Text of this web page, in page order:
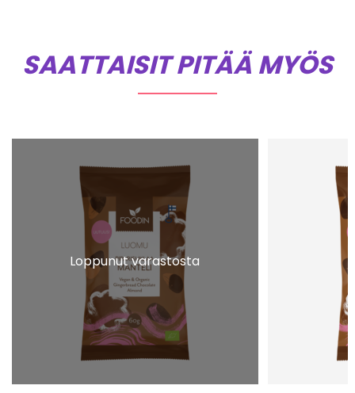
SAATTAISIT PITÄÄ MYÖS
Loppunut varastosta